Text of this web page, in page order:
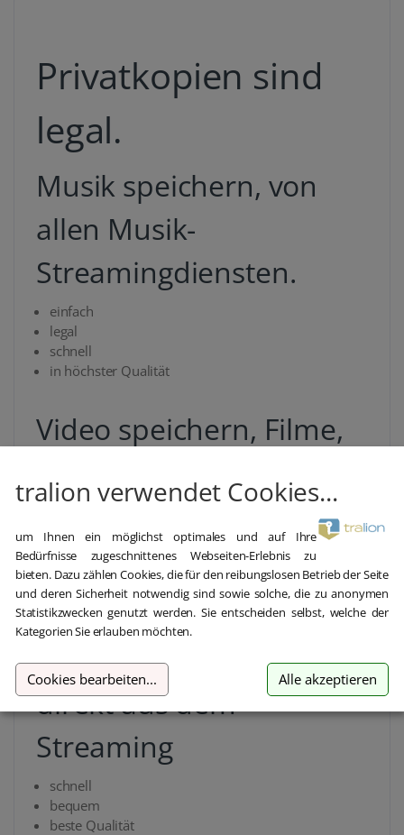
Privatkopien sind
legal.
Musik speichern, von
allen Musik-
Streamingdiensten.
einfach
legal
schnell
in höchster Qualität
Video speichern, Filme,
Serien, TV aus
automatisch
schnell
bequem
beste Bildqualität
Hörbücher speichern,
direkt aus dem
Streaming
schnell
bequem
beste Qualität
tralion verwendet Cookies...
um Ihnen ein möglichst optimales und auf Ihre
Bedürfnisse zugeschnittenes Webseiten-Erlebnis zu
bieten. Dazu zählen Cookies, die für den reibungslosen Betrieb der Seite
und deren Sicherheit notwendig sind sowie solche, die zu anonymen
Statistikzwecken genutzt werden. Sie entscheiden selbst, welche der
Kategorien Sie erlauben möchten.
Cookies bearbeiten... Alle akzeptieren